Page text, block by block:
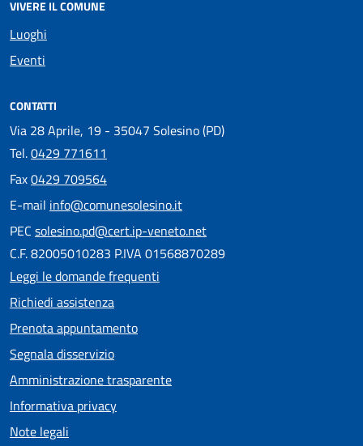
VIVERE IL COMUNE
Luoghi
Eventi
CONTATTI
Via 28 Aprile, 19 - 35047 Solesino (PD)
Tel.0429 771611
Fax0429 709564
E-mail info@comunesolesino.it
PEC solesino.pd@cert.ip-veneto.net
C.F. 82005010283 P.IVA 01568870289
Leggi le domande frequenti
Richiedi assistenza
Prenota appuntamento
Segnala disservizio
Amministrazione trasparente
Informativa privacy
Note legali